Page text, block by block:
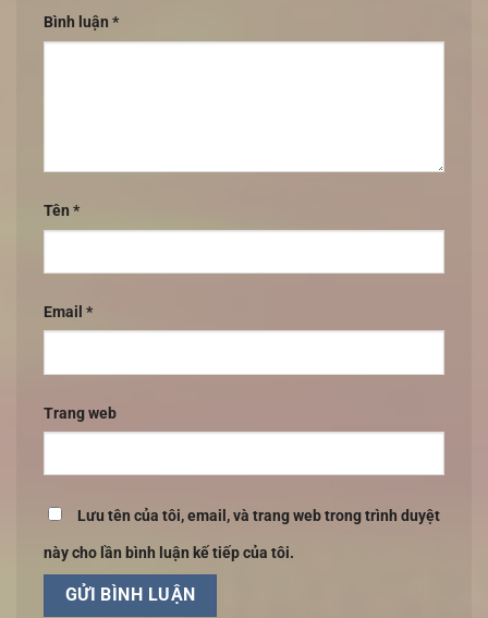
Bình luận *
Tên *
Email *
Trang web
Lưu tên của tôi, email, và trang web trong trình duyệt
này cho lần bình luận kế tiếp của tôi.